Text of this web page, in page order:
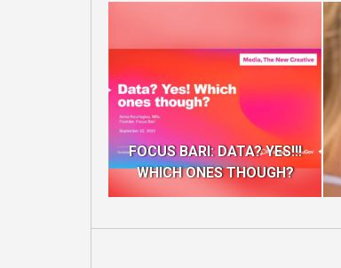
FOCUS BARI: DATA? YES!!!
WHICH ONES THOUGH?